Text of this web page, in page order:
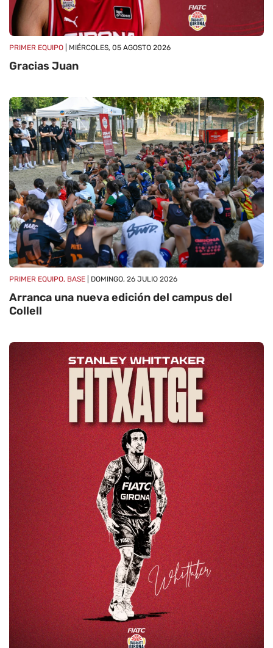
PRIMER EQUIPO | MIÉRCOLES, 05 AGOSTO 2026
Gracias Juan
PRIMER EQUIPO, BASE | DOMINGO, 26 JULIO 2026
Arranca una nueva edición del campus del
Collell